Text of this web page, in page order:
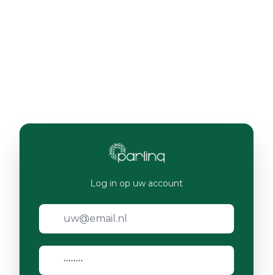
Log in op uw account